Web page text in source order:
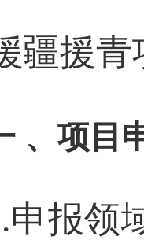
疆援青
、项目
申报领